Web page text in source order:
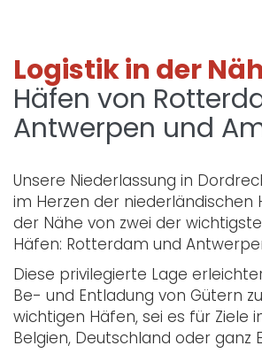
Logistik in der
Häfen von
Antwerpen und
Unsere Niederlassung in
im Herzen der niederländischen
der Nähe von zwei der
Häfen: Rotterdam und
Diese privilegierte Lage
Be- und Entladung von Gütern
wichtigen Häfen, sei es für Ziele
Belgien, Deutschland oder ganz